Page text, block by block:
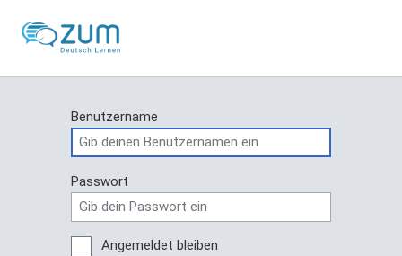
Benutzername
Passwort
Angemeldet bleiben